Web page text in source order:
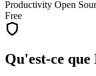
Productivity Open
Free
Qu'est-ce